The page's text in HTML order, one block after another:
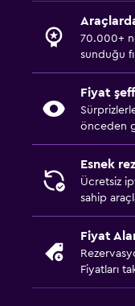
70.000+
sunduğu
Fiyat
önceden
Esnek
Ücretsiz
sahip
Fiyat
Fiyatları